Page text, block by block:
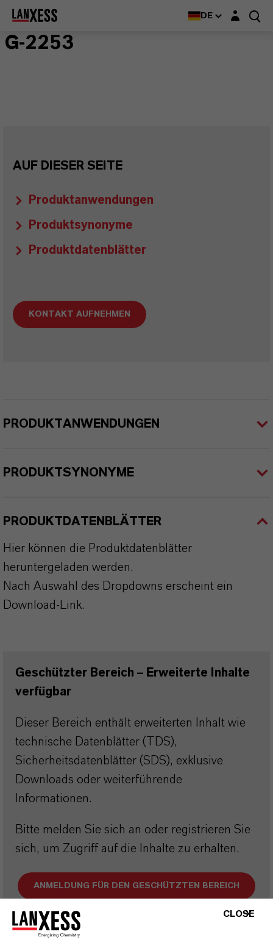
DE Login-Maske
G-2253
AUF DIESER SEITE
Produktanwendungen
Produktsynonyme
Produktdatenblätter
KONTAKT AUFNEHMEN
PRODUKTANWENDUNGEN
PRODUKTSYNONYME
PRODUKTDATENBLÄTTER
Hier können die Produktdatenblätter
heruntergeladen werden.
Nach Auswahl des Dropdowns erscheint ein
Download-Link.
Geschützter Bereich – Erweiterte Inhalte
verfügbar
Dieser Bereich enthält erweiterten Inhalt wie
technische Datenblätter (TDS),
Sicherheitsdatenblätter (SDS), exklusive
Downloads oder weiterführende
Informationen.
Bitte melden Sie sich an oder registrieren Sie
sich, um Zugriff auf die Inhalte zu erhalten.
ANMELDUNG FÜR DEN GESCHÜTZTEN BEREICH
CLOSE